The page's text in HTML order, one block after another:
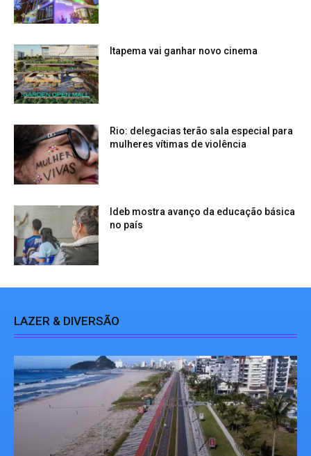
Itapema vai ganhar novo cinema
Rio: delegacias terão sala especial para
mulheres vítimas de violência
Ideb mostra avanço da educação básica
no país
LAZER & DIVERSÃO